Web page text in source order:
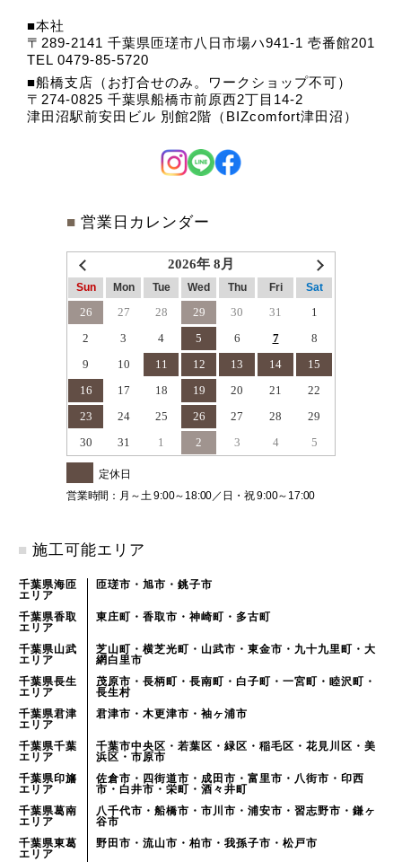
本社
〒289-2141 千葉県匝瑳市八日市場ハ941-1 壱番館201
TEL 0479-85-5720
船橋支店（お打合せのみ。ワークショップ不可）
〒274-0825 千葉県船橋市前原西2丁目14-2
津田沼駅前安田ビル 別館2階（BIZcomfort津田沼）
■ 営業日カレンダー
2026年 8月
Sun Mon Tue Wed Thu Fri Sat
26 27 28 29 30 31
1
2
3 4 5 6 7
8
9
10 11 12 13 14
15
16
17 18 19 20 21
22
23
24 25 26 27 28
29
30
31 1 2 3 4 5
定休日
営業時間：月～土 9:00～18:00／日・祝 9:00～17:00
■ 施工可能エリア
千葉県海匝
エリア
匝瑳市・旭市・銚子市
千葉県香取
エリア
東庄町・香取市・神崎町・多古町
千葉県山武
エリア
芝山町・横芝光町・山武市・東金市・九十九里町・大
網白里市
千葉県長生
エリア
茂原市・長柄町・長南町・白子町・一宮町・睦沢町・
長生村
千葉県君津
エリア
君津市・木更津市・袖ヶ浦市
千葉県千葉
エリア
千葉市中央区・若葉区・緑区・稲毛区・花見川区・美
浜区・市原市
千葉県印旛
エリア
佐倉市・四街道市・成田市・富里市・八街市・印西
市・白井市・栄町・酒々井町
千葉県葛南
エリア
八千代市・船橋市・市川市・浦安市・習志野市・鎌ヶ
谷市
千葉県東葛
エリア
野田市・流山市・柏市・我孫子市・松戸市